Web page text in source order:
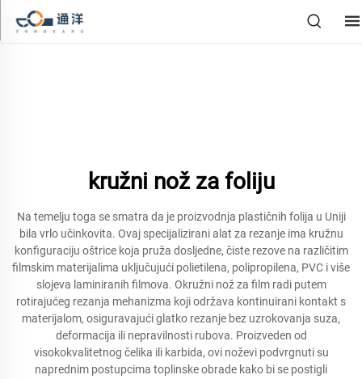
kružni nož za foliju
Na temelju toga se smatra da je proizvodnja plastičnih folija u Uniji
bila vrlo učinkovita. Ovaj specijalizirani alat za rezanje ima kružnu
konfiguraciju oštrice koja pruža dosljedne, čiste rezove na različitim
filmskim materijalima uključujući polietilena, polipropilena, PVC i više
slojeva laminiranih filmova. Okružni nož za film radi putem
rotirajućeg rezanja mehanizma koji održava kontinuirani kontakt s
materijalom, osiguravajući glatko rezanje bez uzrokovanja suza,
deformacija ili nepravilnosti rubova. Proizveden od
visokokvalitetnog čelika ili karbida, ovi noževi podvrgnuti su
naprednim postupcima toplinske obrade kako bi se postigli